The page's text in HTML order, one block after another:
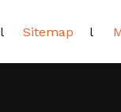
l Sitemap l